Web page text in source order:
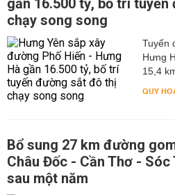
gần 16.500 tỷ, bố trí
chạy song song
Tuyến
Hưng
15,4
QUY
Bổ sung 27 km đường
Châu Đốc - Cần Thơ - Sóc
sau một năm